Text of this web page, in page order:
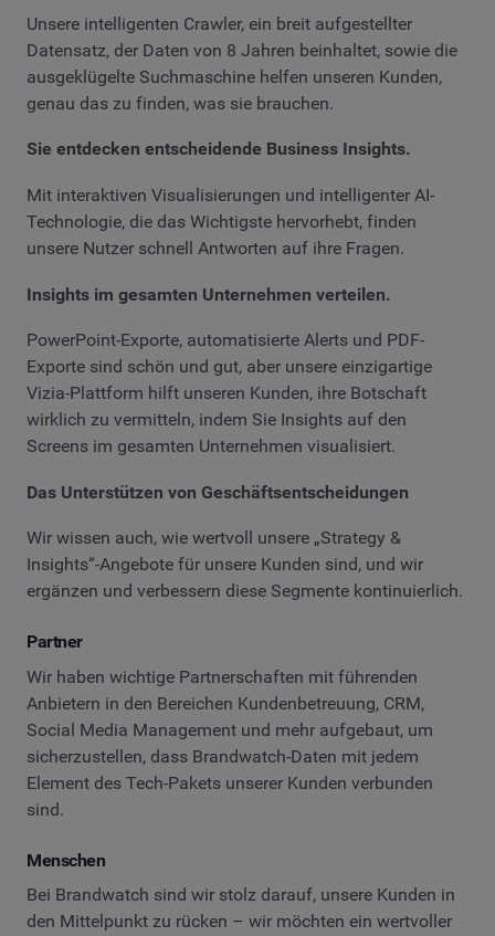
Unsere intelligenten Crawler, ein breit aufgestellter
Datensatz, der Daten von 8 Jahren beinhaltet, sowie die
ausgeklügelte Suchmaschine helfen unseren Kunden,
genau das zu finden, was sie brauchen.
Sie entdecken entscheidende Business Insights.
Mit interaktiven Visualisierungen und intelligenter AI-
Technologie, die das Wichtigste hervorhebt, finden
unsere Nutzer schnell Antworten auf ihre Fragen.
Insights im gesamten Unternehmen verteilen.
PowerPoint-Exporte, automatisierte Alerts und PDF-
Exporte sind schön und gut, aber unsere einzigartige
Vizia-Plattform hilft unseren Kunden, ihre Botschaft
wirklich zu vermitteln, indem Sie Insights auf den
Screens im gesamten Unternehmen visualisiert.
Das Unterstützen von Geschäftsentscheidungen
Wir wissen auch, wie wertvoll unsere „Strategy &
Insights“-Angebote für unsere Kunden sind, und wir
ergänzen und verbessern diese Segmente kontinuierlich.
Partner
Wir haben wichtige Partnerschaften mit führenden
Anbietern in den Bereichen Kundenbetreuung, CRM,
Social Media Management und mehr aufgebaut, um
sicherzustellen, dass Brandwatch-Daten mit jedem
Element des Tech-Pakets unserer Kunden verbunden
sind.
Menschen
Bei Brandwatch sind wir stolz darauf, unsere Kunden in
den Mittelpunkt zu rücken – wir möchten ein wertvoller